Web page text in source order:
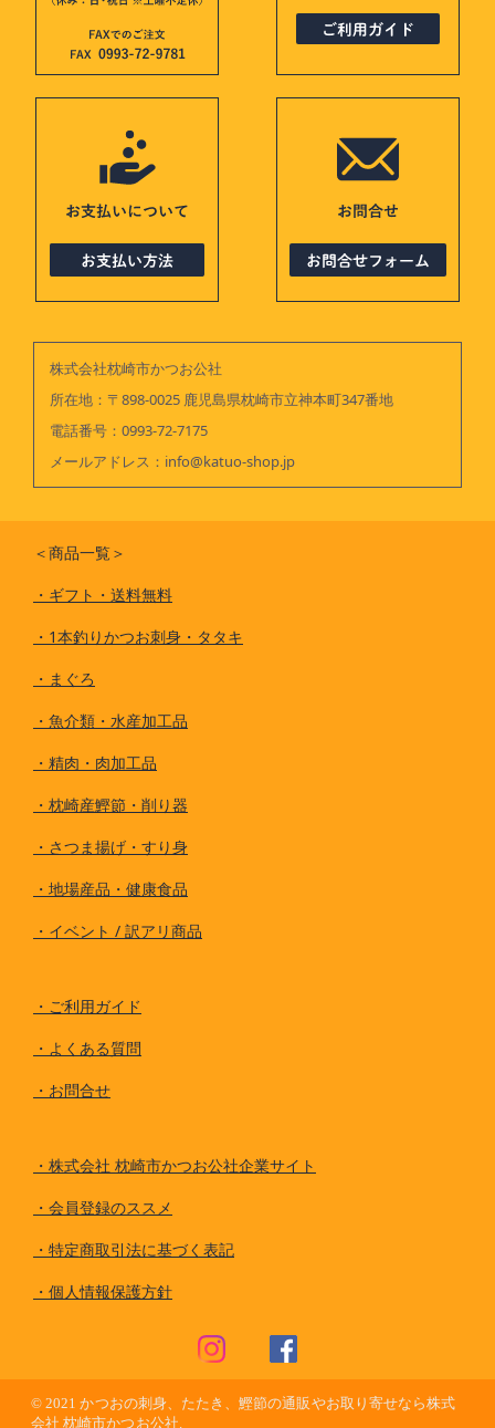
株式会社枕崎市かつお公社
所在地：〒898-0025 鹿児島県枕崎市立神本町347番地
電話番号： 0993-72-7175
メールアドレス： info@katuo-shop.jp
＜商品一覧＞
・ ギフト・送料無料
・ 1本釣りかつお刺身・タタキ
・ まぐろ
・ 魚介類・水産加工品
・ 精肉・肉加工品
・ 枕崎産鰹節・削り器
・ さつま揚げ・すり身
・ 地場産品・健康食品
・ イベント / 訳アリ商品
・ ご利用ガイド
・ よくある質問
・ お問合せ
・ 株式会社 枕崎市かつお公社企業サイト
・ 会員登録のススメ
・ 特定商取引法に基づく表記
・ 個人情報保護方針
© 2021かつおの刺身、たたき、鰹節の通販やお取り寄せなら株式
会社 枕崎市かつお公社.